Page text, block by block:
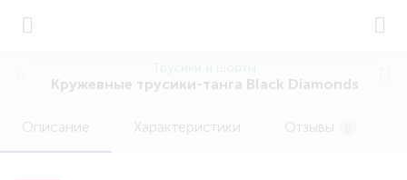
Кружевные трусики-танга Black Diamonds
Описание Характеристики Отзывы